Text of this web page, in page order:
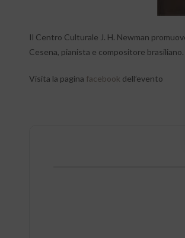
Il Centro Culturale J. H. Newman
Cesena, pianista e compositore brasiliano.
Visita la pagina facebook dell’evento